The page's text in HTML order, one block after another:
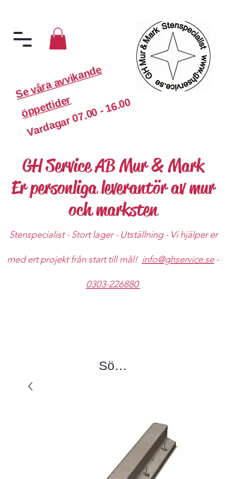
S
e
v
år
a
a
v
vi
k
a
n
d
e
ö
p
p
etti
d
er
Vardagar
07.00 - 16.00
GH Service AB Mur & Mark
Er personliga leverantör av mur
och marksten
Stenspecialist - Stort lager - Utställning - Vi hjälper er
med ert projekt från start till mål! info@ghservice.se-
0303-226880
Sök produkter